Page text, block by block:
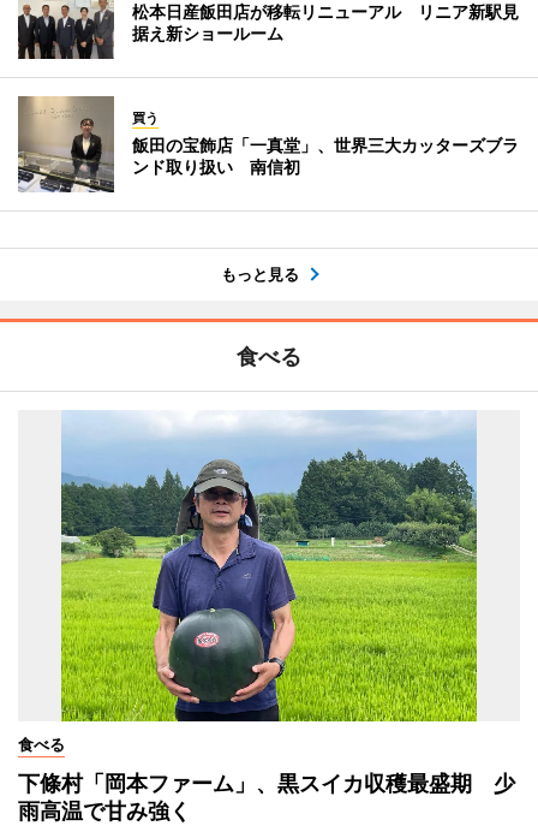
松本日産飯田店が移転リニューアル リニア新駅見
据え新ショールーム
買う
飯田の宝飾店「一真堂」、世界三大カッターズブラ
ンド取り扱い 南信初
もっと見る
食べる
食べる
下條村「岡本ファーム」、黒スイカ収穫最盛期 少
雨高温で甘み強く